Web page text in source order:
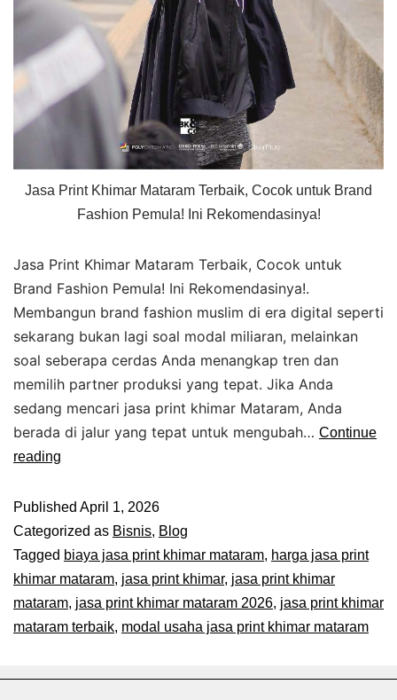
Jasa Print Khimar Mataram Terbaik, Cocok untuk Brand
Fashion Pemula! Ini Rekomendasinya!
Jasa Print Khimar Mataram Terbaik, Cocok untuk
Brand Fashion Pemula! Ini Rekomendasinya!.
Membangun brand fashion muslim di era digital seperti
sekarang bukan lagi soal modal miliaran, melainkan
soal seberapa cerdas Anda menangkap tren dan
memilih partner produksi yang tepat. Jika Anda
sedang mencari jasa print khimar Mataram, Anda
berada di jalur yang tepat untuk mengubah… Continue
reading
Published April 1, 2026
Categorized as Bisnis, Blog
Tagged biaya jasa print khimar mataram, harga jasa print
khimar mataram, jasa print khimar, jasa print khimar
mataram, jasa print khimar mataram 2026, jasa print khimar
mataram terbaik, modal usaha jasa print khimar mataram